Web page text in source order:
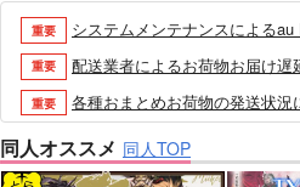
重要 システムメンテナンスによるau
重要 配送業者によるお荷物お届け遅
重要 各種おまとめお荷物の発送状況
重要 【2026/5/7より】再販投票シス
重要 【2026/4/1より】とらのあなプ
同人オススメ 同人TOP